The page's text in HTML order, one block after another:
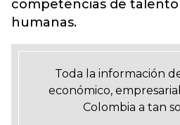
competencias de
humanas.
Toda la información
económico,
Colombia a tan